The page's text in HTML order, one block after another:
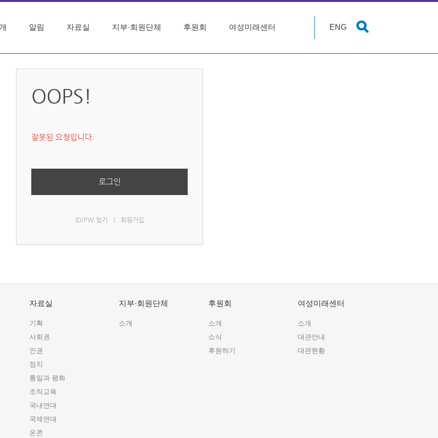
알림 자료실 지부·회원단체 후원회 여성미래센터 ENG
OOPS!
잘못된 요청입니다.
로그인
ID/PW 찾기 회원가입
자료실
기획
사회권
인권
정치
통일과 평화
조직교육
국내연대
국제연대
온콘
지부·회원단체
소개
후원회
소개
소식
후원하기
여성미래센터
소개
대관안내
대관현황